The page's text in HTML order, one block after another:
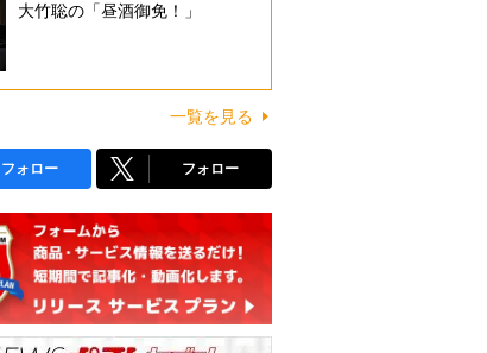
大竹聡の「昼酒御免！」
一覧を見る
フォロー フォロー